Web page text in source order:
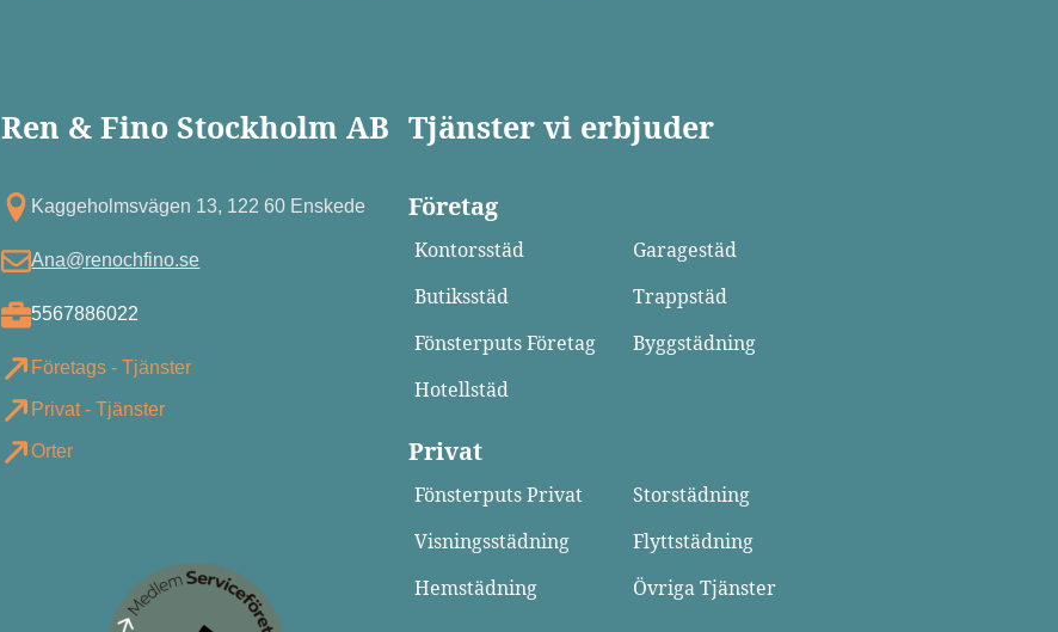
Ren & Fino Stockholm AB
Kagg eholmsvägen 13, 122 60 Enskede
Ana@renochfino.se
5567886022
Företags - Tjänster
Privat - Tjänster
Orter
Tjänster vi erbjuder
Företag
Kontorsstäd
Garagestäd
Butiksstäd
Trappstäd
Fönsterputs Företag
Byggstädning
Hotellstäd
Privat
Fönsterputs Privat
Storstädning
Visningsstädning
Flyttstädning
Hemstädning
Övriga Tjänster